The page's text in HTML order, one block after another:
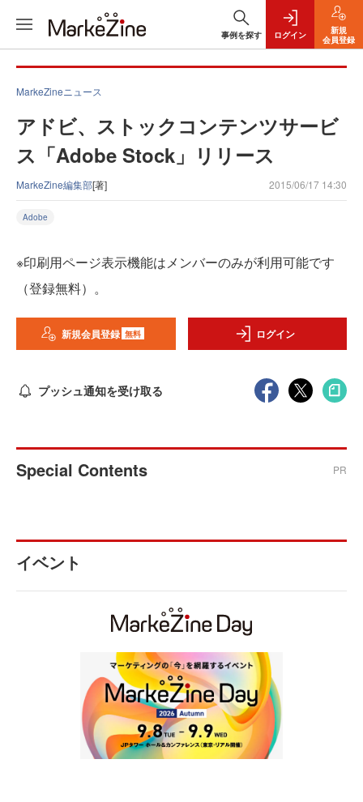
事例を探す ログイン
新規
会員登録
MarkeZineニュース
アドビ、ストックコンテンツサービ
ス「Adobe Stock」リリース
MarkeZine編集部[著] 2015/06/17 14:30
Adobe
※印刷用ページ表示機能はメンバーのみが利用可能です
（登録無料）。
新規会員登録 無料 ログイン
プッシュ通知を受け取る
Special Contents PR
イベント